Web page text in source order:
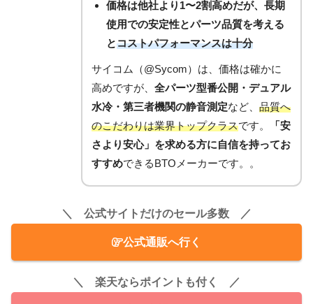
価格は他社より1〜2割高めだが、長期
使用での安定性とパーツ品質を考える
とコストパフォーマンスは十分
サイコム（@Sycom）は、価格は確かに
高めですが、 全パーツ型番公開・デュアル
水冷・第三者機関の静音測定など、 品質へ
のこだわりは業界トップクラスです。
「安
さより安心」を求める方に自信を持ってお
すすめできるBTOメーカーです。。
＼ 公式サイトだけのセール多数 ／
公式通販へ行く
＼ 楽天ならポイントも付く ／